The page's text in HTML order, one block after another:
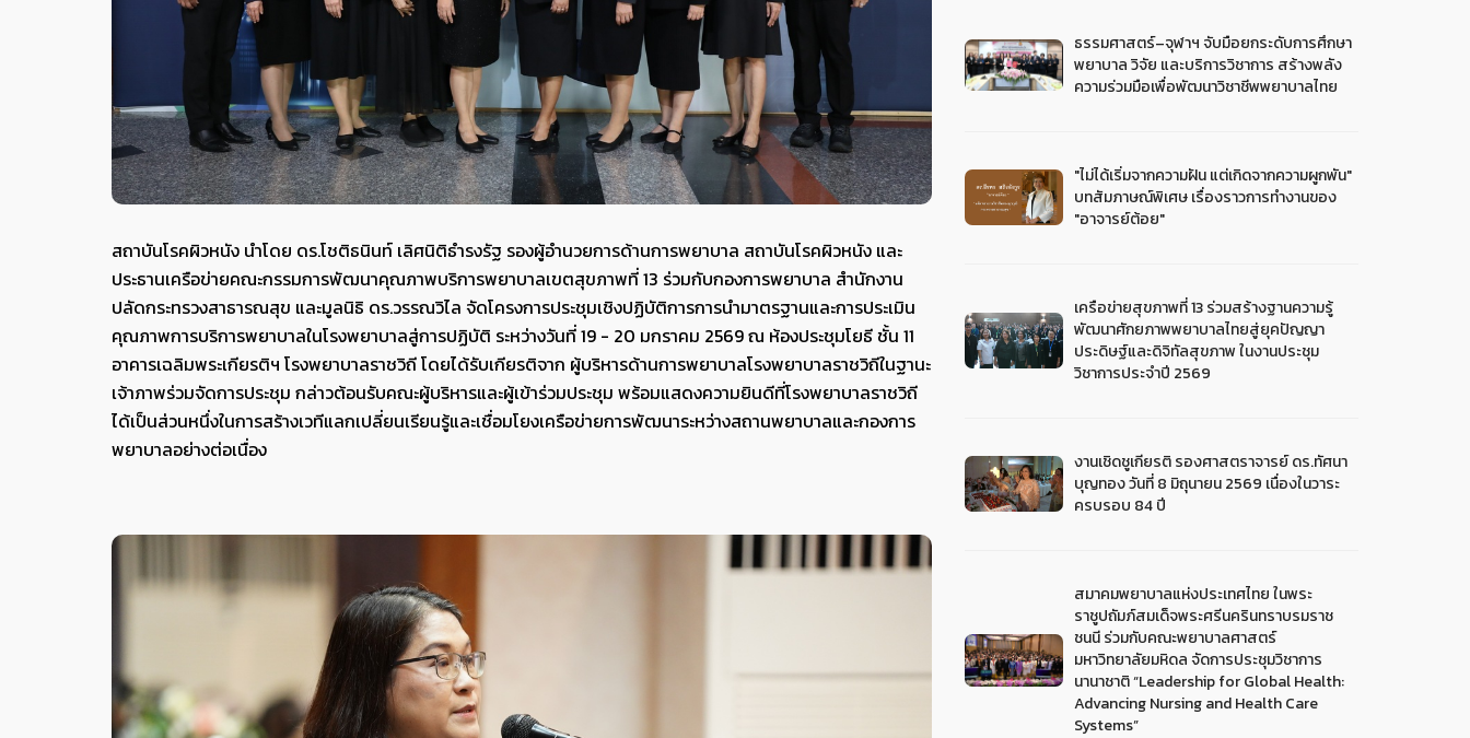
สถาบันโรคผิวหนัง นำโดย ดร.โชติธนินท์ เลิศนิติธำรงรัฐ รองผู้อำนวยการด้านการพยาบาล สถาบันโรคผิวหนัง และ
ประธานเครือข่ายคณะกรรมการพัฒนาคุณภาพบริการพยาบาลเขตสุขภาพที่ 13 ร่วมกับกองการพยาบาล สำนักงาน
ปลัดกระทรวงสาธารณสุข และมูลนิธิ ดร.วรรณวิไล จัดโครงการประชุมเชิงปฏิบัติการการนำมาตรฐานและการประเมิน
คุณภาพการบริการพยาบาลในโรงพยาบาลสู่การปฏิบัติ ระหว่างวันที่ 19 - 20 มกราคม 2569 ณ ห้องประชุมโยธี ชั้น 11
อาคารเฉลิมพระเกียรติฯ โรงพยาบาลราชวิถี โดยได้รับเกียรติจาก ผู้บริหารด้านการพยาบาลโรงพยาบาลราชวิถีในฐานะ
เจ้าภาพร่วมจัดการประชุม กล่าวต้อนรับคณะผู้บริหารและผู้เข้าร่วมประชุม พร้อมแสดงความยินดีที่โรงพยาบาลราชวิถี
ได้เป็นส่วนหนึ่งในการสร้างเวทีแลกเปลี่ยนเรียนรู้และเชื่อมโยงเครือข่ายการพัฒนาระหว่างสถานพยาบาลและกองการ
พยาบาลอย่างต่อเนื่อง
ธรรมศาสตร์–จุฬาฯ จับมือยกระดับการศึกษา
พยาบาล วิจัย และบริการวิชาการ สร้างพลัง
ความร่วมมือเพื่อพัฒนาวิชาชีพพยาบาลไทย
"ไม่ได้เริ่มจากความฝัน แต่เกิดจากความผูกพัน"
บทสัมภาษณ์พิเศษ เรื่องราวการทำงานของ
"อาจารย์ต้อย"
เครือข่ายสุขภาพที่ 13 ร่วมสร้างฐานความรู้
พัฒนาศักยภาพพยาบาลไทยสู่ยุคปัญญา
ประดิษฐ์และดิจิทัลสุขภาพ ในงานประชุม
วิชาการประจำปี 2569
งานเชิดชูเกียรติ รองศาสตราจารย์ ดร.ทัศนา
บุญทอง วันที่ 8 มิถุนายน 2569 เนื่องในวาระ
ครบรอบ 84 ปี
สมาคมพยาบาลแห่งประเทศไทย ในพระ
ราชูปถัมภ์สมเด็จพระศรีนครินทราบรมราช
ชนนี ร่วมกับคณะพยาบาลศาสตร์
มหาวิทยาลัยมหิดล จัดการประชุมวิชาการ
นานาชาติ “Leadership for Global Health:
Advancing Nursing and Health Care
Systems”